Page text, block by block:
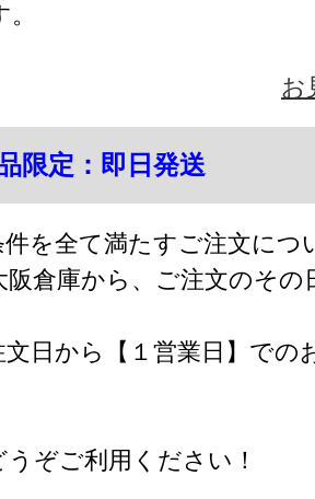
お
限定：即日発送
を全て満たすご注文につ
阪倉庫から、ご注文のそ
日から【１営業日】での
ぞご利用ください！